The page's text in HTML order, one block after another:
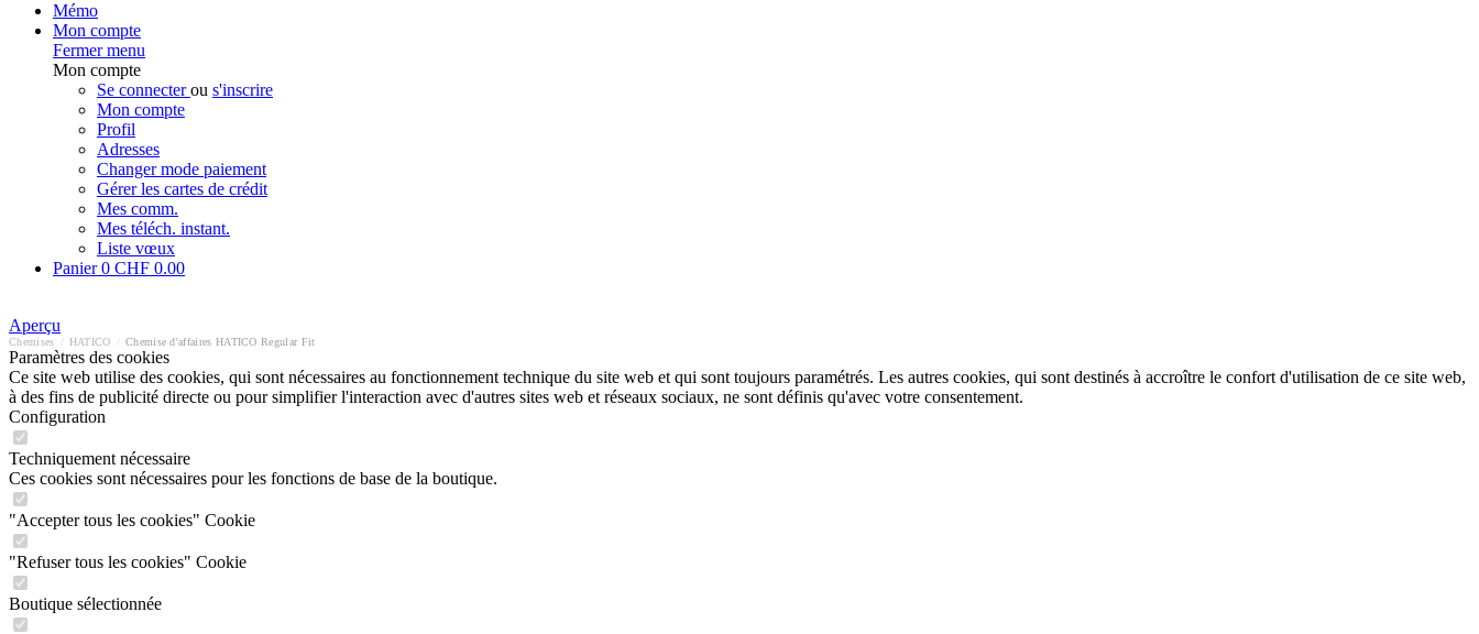
Mémo
Mon compte
Fermer menu
Mon compte
Se connecterou s'inscrire
Mon compte
Profil
Adresses
Changer mode paiement
Gérer les cartes de crédit
Mes comm.
Mes téléch. instant.
Liste vœux
Panier0 CHF 0.00
Aperçu
Chemises HATICO Chemise d'affaires HATICO Regular Fit
Paramètres des cookies
Ce site web utilise des cookies, qui sont nécessaires au fonctionnement technique du site web et qui sont toujours paramétrés. Les autres cookies, qui sont destinés à accroître le confort d'utilisation de ce site web,
à des fins de publicité directe ou pour simplifier l'interaction avec d'autres sites web et réseaux sociaux, ne sont définis qu'avec votre consentement.
Configuration
Techniquement nécessaire
Ces cookies sont nécessaires pour les fonctions de base de la boutique.
"Accepter tous les cookies" Cookie
"Refuser tous les cookies" Cookie
Boutique sélectionnée